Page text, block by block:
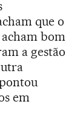
que o
bom
a gestão
em